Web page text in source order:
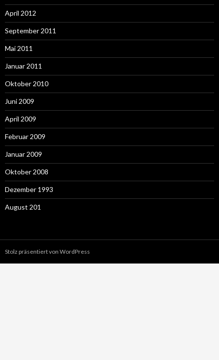
April 2012
September 2011
Mai 2011
Januar 2011
Oktober 2010
Juni 2009
April 2009
Februar 2009
Januar 2009
Oktober 2008
Dezember 1993
August 201
Stolz präsentiert von WordPress